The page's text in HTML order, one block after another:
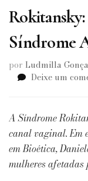
Síndrome
por Ludmilla
Deixe um
A Síndrome
canal vaginal. Em
em Bioética,
mulheres afetadas